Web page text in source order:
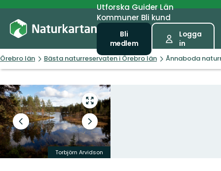
UtforskaGuiderLän
Kommuner Bli kund
Bli
medlem
Logga
in
Örebro län Bästa naturreservaten i Örebro län Ånnaboda
Gå
till
helskärmsläge
Föregående
bild
Nästa
bildspel
Torbjörn Arvidson